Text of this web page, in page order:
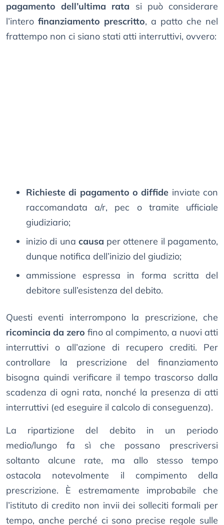
pagamento dell’ultima rata si può considerare
l’intero finanziamento prescritto, a patto che nel
frattempo non ci siano stati atti interruttivi, ovvero:
Richieste di pagamento o diffide inviate con
raccomandata a/r, pec o tramite ufficiale
giudiziario;
inizio di una causa per ottenere il pagamento,
dunque notifica dell’inizio del giudizio;
ammissione espressa in forma scritta del
debitore sull’esistenza del debito.
Questi eventi interrompono la prescrizione, che
ricomincia da zero fino al compimento, a nuovi atti
interruttivi o all’azione di recupero crediti. Per
controllare la prescrizione del finanziamento
bisogna quindi verificare il tempo trascorso dalla
scadenza di ogni rata, nonché la presenza di atti
interruttivi (ed eseguire il calcolo di conseguenza).
La ripartizione del debito in un periodo
medio/lungo fa sì che possano prescriversi
soltanto alcune rate, ma allo stesso tempo
ostacola notevolmente il compimento della
prescrizione. È estremamente improbabile che
l’istituto di credito non invii dei solleciti formali per
tempo, anche perché ci sono precise regole sulle